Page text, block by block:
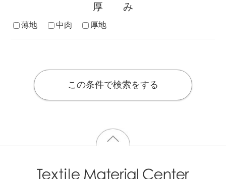
厚み
薄地 中肉 厚地
この条件で検索をする